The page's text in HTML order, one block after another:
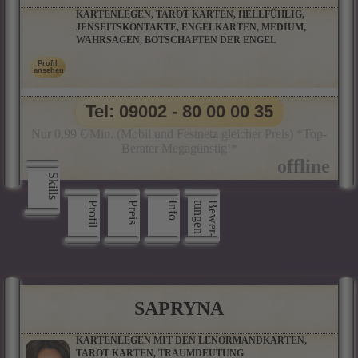
KARTENLEGEN, TAROT KARTEN, HELLFÜHLIG,
JENSEITSKONTAKTE, ENGELKARTEN, MEDIUM,
WAHRSAGEN, BOTSCHAFTEN DER ENGEL
Skills
Profil
Preis Info B
e
w
e
r
­
t
u
n
g
e
n
Tel: 09002 - 80 00 00 35
SAPRYNA
KARTENLEGEN MIT DEN LENORMANDKARTEN,
TAROT KARTEN, TRAUMDEUTUNG